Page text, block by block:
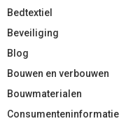
Bedtextiel
Beveiliging
Blog
Bouwen en verbouwen
Bouwmaterialen
Consumenteninformatie